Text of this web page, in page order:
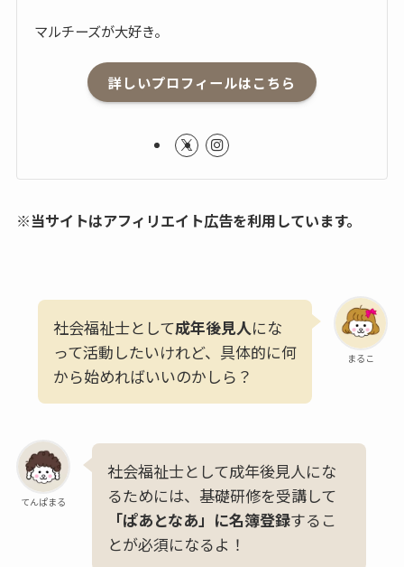
マルチーズが大好き。
詳しいプロフィールはこちら
※当サイトはアフィリエイト広告を利用しています。
まるこ
社会福祉士として成年後見人にな
って活動したいけれど、具体的に何
から始めればいいのかしら？
てんぱまる
社会福祉士として成年後見人にな
るためには、基礎研修を受講して
「ぱあとなあ」に名簿登録するこ
とが必須になるよ！